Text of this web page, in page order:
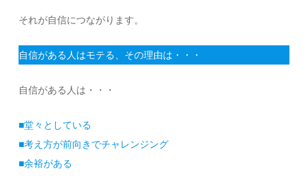
それが自信につながります。
自信がある人はモテる、その理由は・・・
自信がある人は・・・
■堂々としている
■考え方が前向きでチャレンジング
■余裕がある